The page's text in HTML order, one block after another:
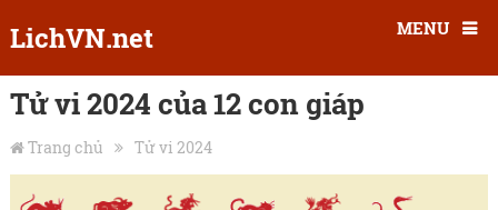
LichVN.net MENU
Tử vi 2024 của 12 con giáp
Trang chủ Tử vi 2024